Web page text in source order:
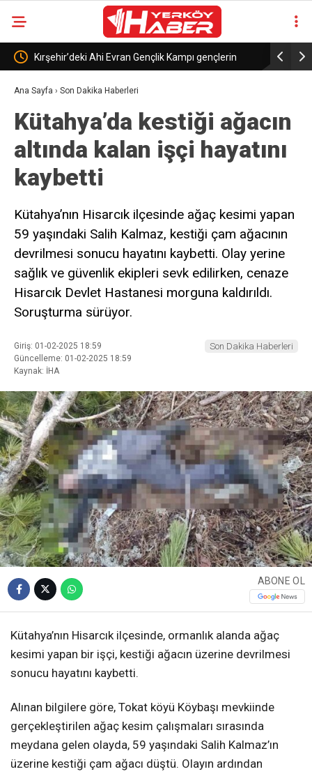
Kampı gençlerin Bakan Uraloğlu, Iraklı mevkidaşı El-Haseni ile
Ana Sayfa › Son Dakika Haberleri
Kütahya’da kestiği ağacın
altında kalan işçi hayatını
kaybetti
Kütahya’nın Hisarcık ilçesinde ağaç kesimi yapan
59 yaşındaki Salih Kalmaz, kestiği çam ağacının
devrilmesi sonucu hayatını kaybetti. Olay yerine
sağlık ve güvenlik ekipleri sevk edilirken, cenaze
Hisarcık Devlet Hastanesi morguna kaldırıldı.
Soruşturma sürüyor.
Giriş: 01-02-2025 18:59
Güncelleme: 01-02-2025 18:59
Kaynak: İHA
Son Dakika Haberleri
ABONE OL
Kütahya’nın Hisarcık ilçesinde, ormanlık alanda ağaç
kesimi yapan bir işçi, kestiği ağacın üzerine devrilmesi
sonucu hayatını kaybetti.
Alınan bilgilere göre, Tokat köyü Köybaşı mevkiinde
gerçekleştirilen ağaç kesim çalışmaları sırasında
meydana gelen olayda, 59 yaşındaki Salih Kalmaz’ın
üzerine kestiği çam ağacı düştü. Olayın ardından